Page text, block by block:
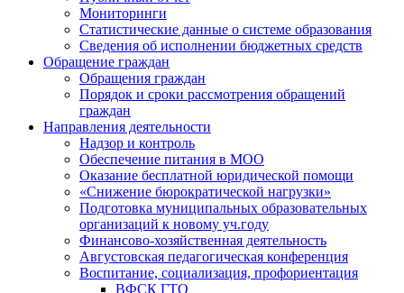
Мониторинги
Статистические данные о системе образования
Сведения об исполнении бюджетных средств
Обращение граждан
Обращения граждан
Порядок и сроки рассмотрения обращений
граждан
Направления деятельности
Надзор и контроль
Обеспечение питания в МОО
Оказание бесплатной юридической помощи
«Снижение бюрократической нагрузки»
Подготовка муниципальных образовательных
организаций к новому уч.году
Финансово-хозяйственная деятельность
Августовская педагогическая конференция
Воспитание, социализация, профориентация
ВФСК ГТО